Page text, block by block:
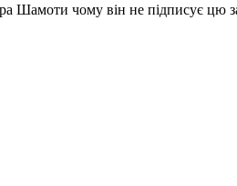
Шамоти чому він не підписує цю